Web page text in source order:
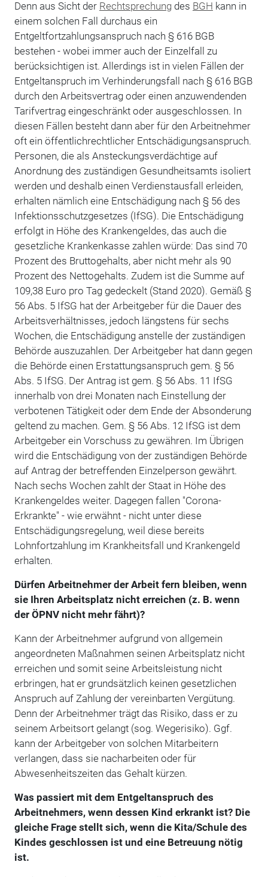
Denn aus Sicht der Rechtsprechungdes BGH kann in
einem solchen Fall durchaus ein
Entgeltfortzahlungsanspruch nach § 616 BGB
bestehen - wobei immer auch der Einzelfall zu
berücksichtigen ist. Allerdings ist in vielen Fällen der
Entgeltanspruch im Verhinderungsfall nach § 616 BGB
durch den Arbeitsvertrag oder einen anzuwendenden
Tarifvertrag eingeschränkt oder ausgeschlossen. In
diesen Fällen besteht dann aber für den Arbeitnehmer
oft ein öffentlichrechtlicher Entschädigungsanspruch.
Personen, die als Ansteckungsverdächtige auf
Anordnung des zuständigen Gesundheitsamts isoliert
werden und deshalb einen Verdienstausfall erleiden,
erhalten nämlich eine Entschädigung nach § 56 des
Infektionsschutzgesetzes (IfSG). Die Entschädigung
erfolgt in Höhe des Krankengeldes, das auch die
gesetzliche Krankenkasse zahlen würde: Das sind 70
Prozent des Bruttogehalts, aber nicht mehr als 90
Prozent des Nettogehalts. Zudem ist die Summe auf
109,38 Euro pro Tag gedeckelt (Stand 2020). Gemäß §
56 Abs. 5 IfSG hat der Arbeitgeber für die Dauer des
Arbeitsverhältnisses, jedoch längstens für sechs
Wochen, die Entschädigung anstelle der zuständigen
Behörde auszuzahlen. Der Arbeitgeber hat dann gegen
die Behörde einen Erstattungsanspruch gem. § 56
Abs. 5 IfSG. Der Antrag ist gem. § 56 Abs. 11 IfSG
innerhalb von drei Monaten nach Einstellung der
verbotenen Tätigkeit oder dem Ende der Absonderung
geltend zu machen. Gem. § 56 Abs. 12 IfSG ist dem
Arbeitgeber ein Vorschuss zu gewähren. Im Übrigen
wird die Entschädigung von der zuständigen Behörde
auf Antrag der betreffenden Einzelperson gewährt.
Nach sechs Wochen zahlt der Staat in Höhe des
Krankengeldes weiter. Dagegen fallen "Corona-
Erkrankte" - wie erwähnt - nicht unter diese
Entschädigungsregelung, weil diese bereits
Lohnfortzahlung im Krankheitsfall und Krankengeld
erhalten.
Dürfen Arbeitnehmer der Arbeit fern bleiben, wenn
sie Ihren Arbeitsplatz nicht erreichen (z. B. wenn
der ÖPNV nicht mehr fährt)?
Kann der Arbeitnehmer aufgrund von allgemein
angeordneten Maßnahmen seinen Arbeitsplatz nicht
erreichen und somit seine Arbeitsleistung nicht
erbringen, hat er grundsätzlich keinen gesetzlichen
Anspruch auf Zahlung der vereinbarten Vergütung.
Denn der Arbeitnehmer trägt das Risiko, dass er zu
seinem Arbeitsort gelangt (sog. Wegerisiko). Ggf.
kann der Arbeitgeber von solchen Mitarbeitern
verlangen, dass sie nacharbeiten oder für
Abwesenheitszeiten das Gehalt kürzen.
Was passiert mit dem Entgeltanspruch des
Arbeitnehmers, wenn dessen Kind erkrankt ist? Die
gleiche Frage stellt sich, wenn die Kita/Schule des
Kindes geschlossen ist und eine Betreuung nötig
ist.